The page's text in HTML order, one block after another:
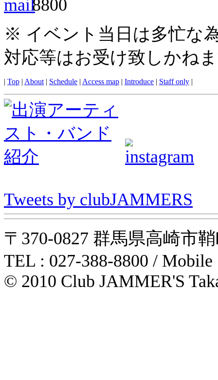
※ イベント当日は多忙な
対応等はお受け致しかね
| Top | About | Schedule | Access map | Introduce | Staff only |
Tweets by clubJAMMERS
〒370-0827 群馬県高崎市
TEL : 027-388-8800 / Mobile
© 2010 Club JAMMER'S